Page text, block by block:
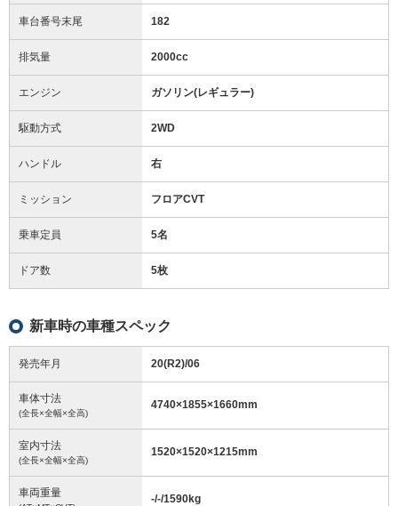
車台番号末尾 182
排気量 2000cc
エンジン ガソリン(レギュラー)
駆動方式 2WD
ハンドル 右
ミッション フロアCVT
乗車定員 5名
ドア数 5枚
新車時の車種スペック
発売年月 20(R2)/06
車体寸法
(全長×全幅×全高)
4740×1855×1660mm
室内寸法
(全長×全幅×全高)
1520×1520×1215mm
車両重量 -/-/1590kg